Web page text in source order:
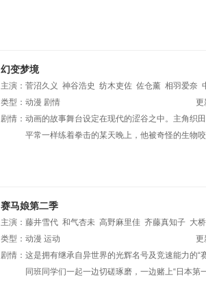
幻变梦境
主演： 菅沼久义 神谷浩史 纺木吏佐 佐仓薰 相羽爱奈
高野麻里佳 悠木碧
类型： 动漫 剧情
更
剧情： 动画的故事舞台设定在现代的涩谷之中。主角织
平常一样练着拳击的某天晚上，他被奇怪的生物
赛马娘第二季
主演： 藤井雪代 和气杏未 高野麻里佳 齐藤真知子 大
相坂优歌 巽悠衣子
鬼头
和 桥本千波 大和田仁美 渡部惠子 津田美波 香坂沙希
近藤唯 三泽纱千香 高田忧希 上坂堇 照井春佳
类型： 动漫 运动
更
剧情： 这是拥有继承自异世界的光辉名号及竞速能力的
同班同学们一起一边切磋琢磨，一边赌上“日本第